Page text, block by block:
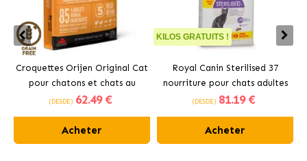
Croquettes Orijen Original Cat
pour chatons et chats au
poulet
(DESDE) 62.49 €
Acheter
KILOS GRATUITS !
Royal Canin Sterilised 37
nourriture pour chats adultes
stérilisés
(DESDE) 81.19 €
Acheter